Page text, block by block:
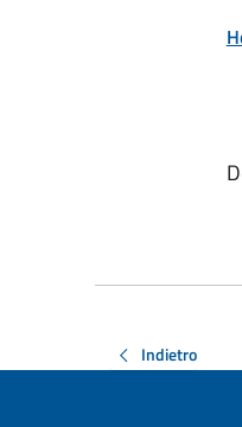
Indietro